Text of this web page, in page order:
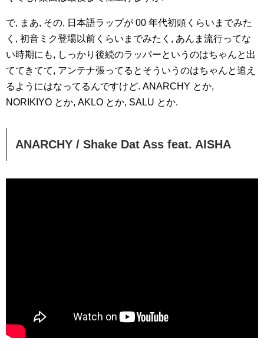
で, まあ, その, 日本語ラップが 00 年代初頭くらいまでみた
く, 初音ミク登場以前くらいまでみたく, あんま流行ってな
い時期にも, しっかり後続のラッパーというのはちゃんと出
ててきてて, アンテナ張ってるとそういうのはちゃんと追え
るようにはなってるんですけど. ANARCHY とか,
NORIKIYO とか, AKLO とか, SALU とか.
ANARCHY / Shake Dat Ass feat. AISHA